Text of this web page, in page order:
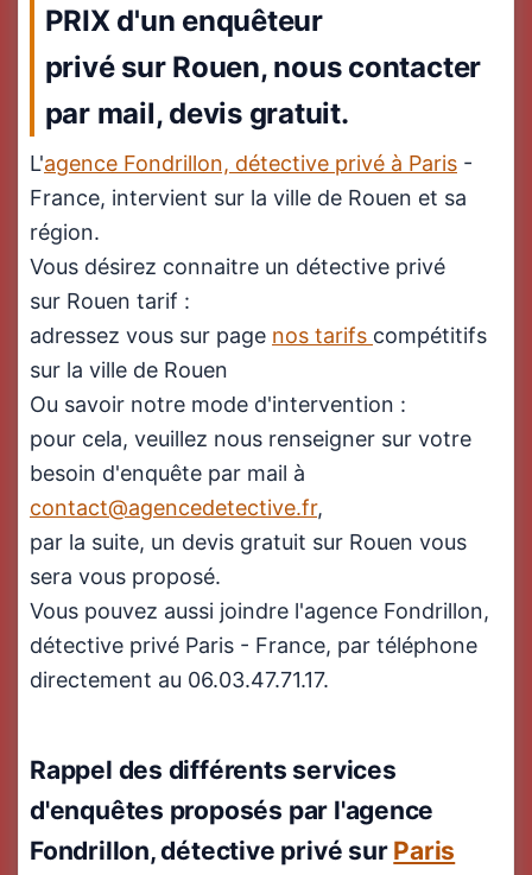
PRIX d'un enquêteur
privé sur Rouen, nous contacter
par mail, devis gratuit.
L'agence Fondrillon, détective privé à Paris -
France, intervient sur la ville de Rouen et sa
région.
Vous désirez connaitre un détective privé
sur Rouen tarif :
adressez vous sur page nos tarifs compétitifs
sur la ville de Rouen
Ou savoir notre mode d'intervention :
pour cela, veuillez nous renseigner sur votre
besoin d'enquête par mail à
contact@agencedetective.fr,
par la suite, un devis gratuit sur Rouen vous
sera vous proposé.
Vous pouvez aussi joindre l'agence Fondrillon,
détective privé Paris - France, par téléphone
directement au 06.03.47.71.17.
Rappel des différents services
d'enquêtes proposés par l'agence
Fondrillon, détective privé sur Paris